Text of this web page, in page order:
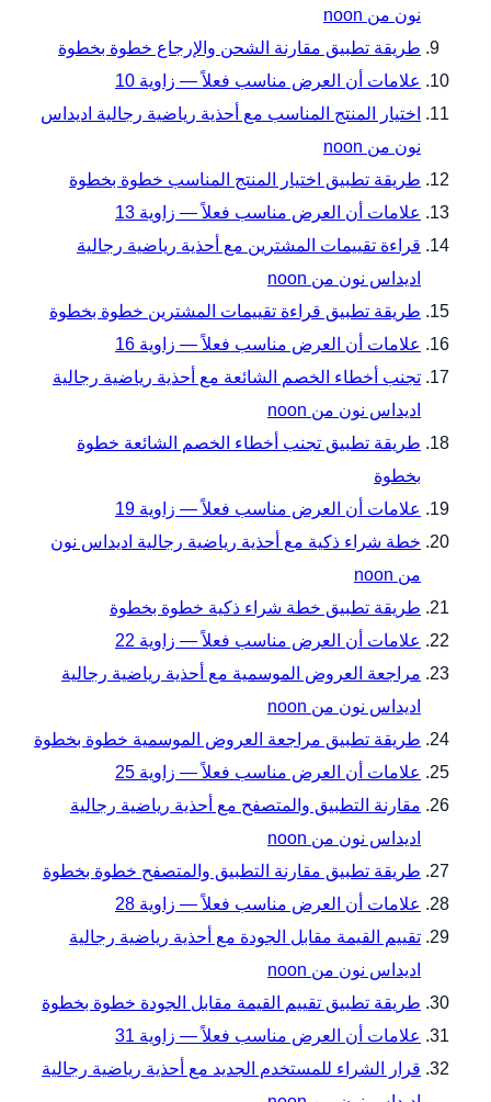
نون من noon
طريقة تطبيق مقارنة الشحن والإرجاع خطوة بخطوة
علامات أن العرض مناسب فعلاً — زاوية 10
اختيار المنتج المناسب مع أحذية رياضية رجالية اديداس
نون من noon
طريقة تطبيق اختيار المنتج المناسب خطوة بخطوة
علامات أن العرض مناسب فعلاً — زاوية 13
قراءة تقييمات المشترين مع أحذية رياضية رجالية
اديداس نون من noon
طريقة تطبيق قراءة تقييمات المشترين خطوة بخطوة
علامات أن العرض مناسب فعلاً — زاوية 16
تجنب أخطاء الخصم الشائعة مع أحذية رياضية رجالية
اديداس نون من noon
طريقة تطبيق تجنب أخطاء الخصم الشائعة خطوة
بخطوة
علامات أن العرض مناسب فعلاً — زاوية 19
خطة شراء ذكية مع أحذية رياضية رجالية اديداس نون
من noon
طريقة تطبيق خطة شراء ذكية خطوة بخطوة
علامات أن العرض مناسب فعلاً — زاوية 22
مراجعة العروض الموسمية مع أحذية رياضية رجالية
اديداس نون من noon
طريقة تطبيق مراجعة العروض الموسمية خطوة بخطوة
علامات أن العرض مناسب فعلاً — زاوية 25
مقارنة التطبيق والمتصفح مع أحذية رياضية رجالية
اديداس نون من noon
طريقة تطبيق مقارنة التطبيق والمتصفح خطوة بخطوة
علامات أن العرض مناسب فعلاً — زاوية 28
تقييم القيمة مقابل الجودة مع أحذية رياضية رجالية
اديداس نون من noon
طريقة تطبيق تقييم القيمة مقابل الجودة خطوة بخطوة
علامات أن العرض مناسب فعلاً — زاوية 31
قرار الشراء للمستخدم الجديد مع أحذية رياضية رجالية